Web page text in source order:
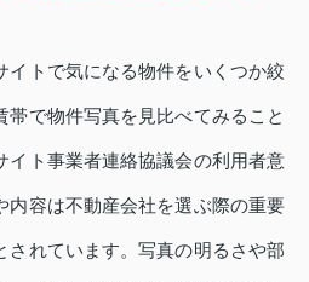
イトで気になる物件をいくつか絞
帯で物件写真を見比べてみること
イト事業者連絡協議会の利用者意
内容は不動産会社を選ぶ際の重要
されています。写真の明るさや部